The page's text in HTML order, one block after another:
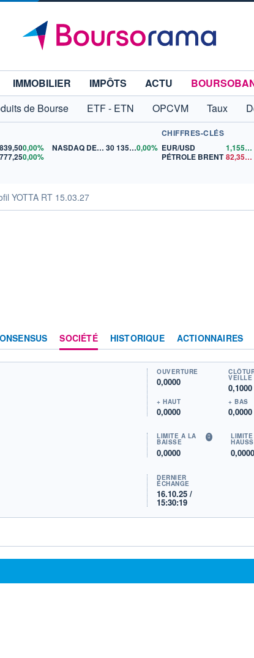
IMMOBILIER IMPÔTS ACTU
de Bourse ETF - ETN OPCVM Taux
0,00%
0,00%
NASDAQ DEC26 30 135,000,00%
CHIFFRES-CLÉS
EUR/USD
1,1559
PÉTROLE BRENT
82,35
YOTTA RT 15.03.27
SOCIÉTÉ HISTORIQUE ACTIONNAIRES
OUVERTURE
0,0000 VEILLE
0,1000
+ HAUT
0,0000
+ BAS
0,0000
LIMITE À LA
BAISSE
0,0000 0,0000
DERNIER
ÉCHANGE
16.10.25 /
15:30:19